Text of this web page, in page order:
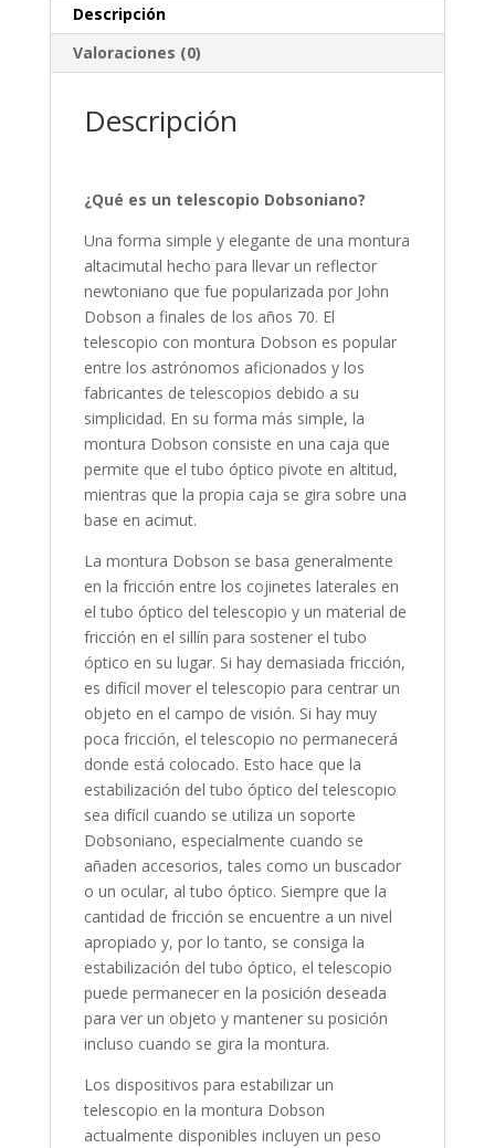
Descripción
Valoraciones (0)
Descripción
¿Qué es un telescopio Dobsoniano?
Una forma simple y elegante de una montura
altacimutal hecho para llevar un reflector
newtoniano que fue popularizada por John
Dobson a finales de los años 70. El
telescopio con montura Dobson es popular
entre los astrónomos aficionados y los
fabricantes de telescopios debido a su
simplicidad. En su forma más simple, la
montura Dobson consiste en una caja que
permite que el tubo óptico pivote en altitud,
mientras que la propia caja se gira sobre una
base en acimut.
La montura Dobson se basa generalmente
en la fricción entre los cojinetes laterales en
el tubo óptico del telescopio y un material de
fricción en el sillín para sostener el tubo
óptico en su lugar. Si hay demasiada fricción,
es difícil mover el telescopio para centrar un
objeto en el campo de visión. Si hay muy
poca fricción, el telescopio no permanecerá
donde está colocado. Esto hace que la
estabilización del tubo óptico del telescopio
sea difícil cuando se utiliza un soporte
Dobsoniano, especialmente cuando se
añaden accesorios, tales como un buscador
o un ocular, al tubo óptico. Siempre que la
cantidad de fricción se encuentre a un nivel
apropiado y, por lo tanto, se consiga la
estabilización del tubo óptico, el telescopio
puede permanecer en la posición deseada
para ver un objeto y mantener su posición
incluso cuando se gira la montura.
Los dispositivos para estabilizar un
telescopio en la montura Dobson
actualmente disponibles incluyen un peso